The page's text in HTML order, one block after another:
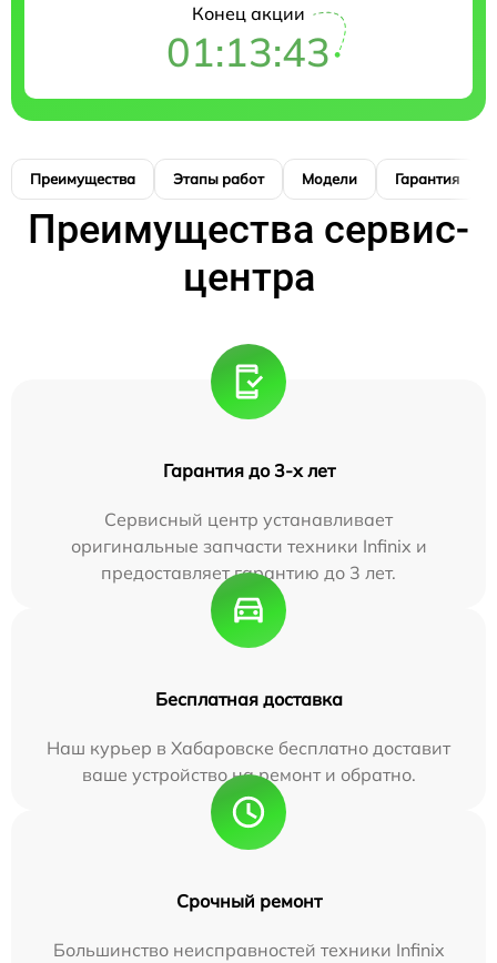
Конец акции
01:13:42
Преимущества Этапы работ Модели Гарантия
Преимущества сервис-
центра
Гарантия до 3-х лет
Сервисный центр устанавливает
оригинальные запчасти техники Infinix и
предоставляет гарантию до 3 лет.
Бесплатная доставка
Наш курьер в Хабаровске бесплатно доставит
ваше устройство на ремонт и обратно.
Срочный ремонт
Большинство неисправностей техники Infinix